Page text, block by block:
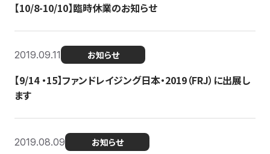
【10/8-10/10】臨時休業のお知らせ
2019.09.11 お知らせ
【9/14 ・15】ファンドレイジング日本・2019（FRJ）に出展し
ます
2019.08.09 お知らせ